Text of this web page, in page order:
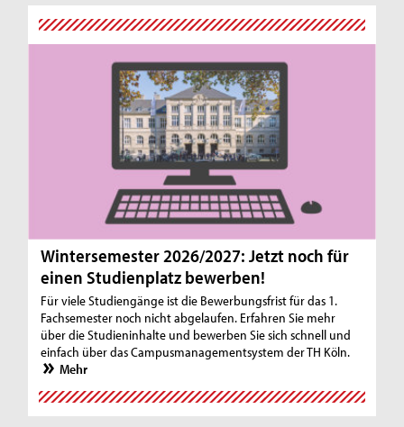
Wintersemester 2026/2027: Jetzt noch für
einen Studienplatz bewerben!
Für viele Studiengänge ist die Bewerbungsfrist für das 1.
Fachsemester noch nicht abgelaufen. Erfahren Sie mehr
über die Studieninhalte und bewerben Sie sich schnell und
einfach über das Campusmanagementsystem der TH Köln.
Mehr